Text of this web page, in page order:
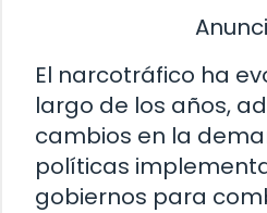
El narcotráfico ha
largo de los años,
cambios en la
políticas
gobiernos para